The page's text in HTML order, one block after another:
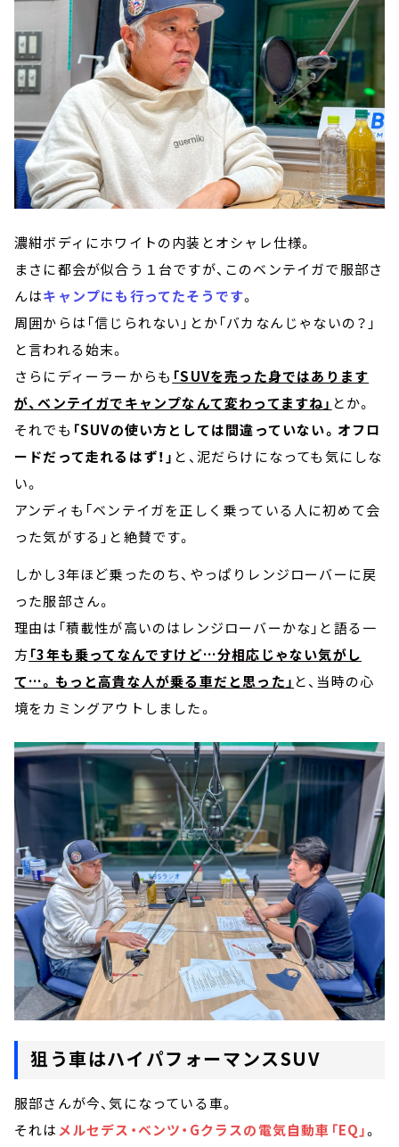
濃紺ボディにホワイトの内装とオシャレ仕様。
まさに都会が似合う１台ですが、このベンテイガで服部さ
んはキャンプにも行ってたそうです。
周囲からは「信じられない」とか「バカなんじゃないの？」
と言われる始末。
さらにディーラーからも 「SUVを売った身ではあります
が、ベンテイガでキャンプなんて変わってますね」 とか。
それでも 「SUVの使い方としては間違っていない。オフロ
ードだって走れるはず！」 と、泥だらけになっても気にしな
い。
アンディも「ベンテイガを正しく乗っている人に初めて会
った気がする」と絶賛です。
しかし3年ほど乗ったのち、やっぱりレンジローバーに戻
った服部さん。
理由は「積載性が高いのはレンジローバーかな」と語る一
方「3年も乗ってなんですけど…分相応じゃない気がし
て…。もっと高貴な人が乗る車だと思った」 と、当時の心
境をカミングアウトしました。
狙う車はハイパフォーマンスSUV
服部さんが今、気になっている車。
それはメルセデス・ベンツ・Gクラスの電気自動車「EQ」。